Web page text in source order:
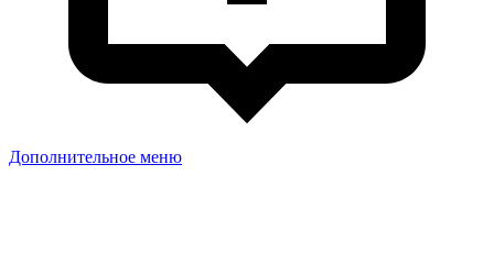
Дополнительное меню